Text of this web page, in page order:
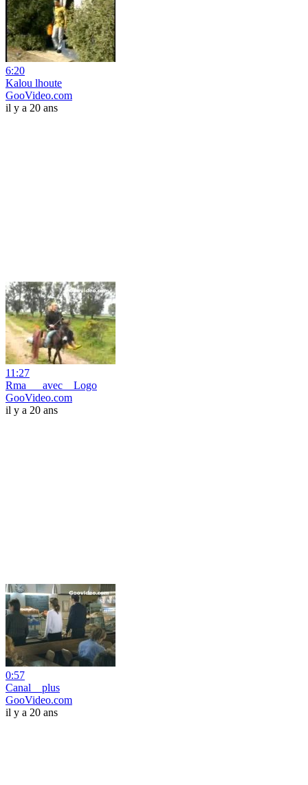
6:20
Kalou lhoute
GooVideo.com
il y a 20 ans
11:27
Rma___avec__Logo
GooVideo.com
il y a 20 ans
0:57
Canal__plus
GooVideo.com
il y a 20 ans